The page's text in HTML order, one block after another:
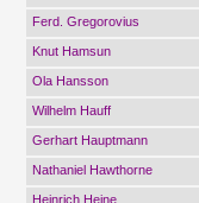
Ferd. Gregorovius
Knut Hamsun
Ola Hansson
Wilhelm Hauff
Gerhart Hauptmann
Nathaniel Hawthorne
Heinrich Heine